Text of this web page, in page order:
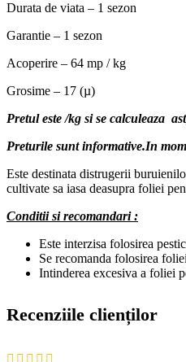
Durata de viata – 1 sezon
Garantie – 1 sezon
Acoperire – 64 mp / kg
Grosime – 17 (µ)
Pretul este /kg si se calculeaza
Preturile sunt informative.In
Este destinata distrugerii
cultivate sa iasa deasupra foliei
Conditii si recomandari :
Este interzisa folosirea
Se recomanda folosirea
Intinderea excesiva a foliei
Recenziile clienților